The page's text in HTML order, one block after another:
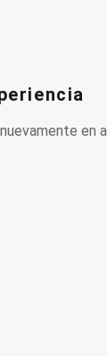
en